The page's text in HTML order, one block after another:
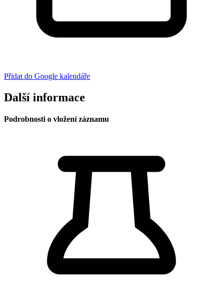
Přidat do Google kalendáře
Další informace
Podrobnosti o vložení záznamu